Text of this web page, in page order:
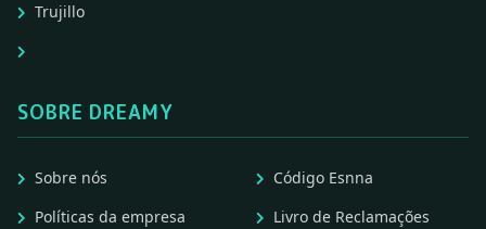
Trujillo
SOBRE DREAMY
Sobre nós
Políticas da empresa
Código Esnna
Livro de Reclamações